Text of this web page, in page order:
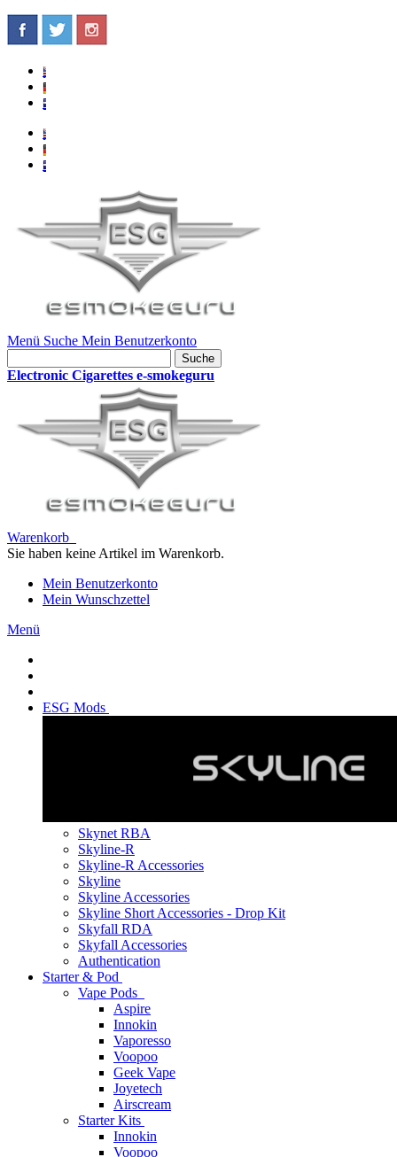
Menü Suche Mein Benutzerkonto
Suche
Electronic Cigarettes e-smokeguru
Warenkorb
Sie haben keine Artikel im Warenkorb.
Mein Benutzerkonto
Mein Wunschzettel
Menü
ESG Mods
Skynet RBA
Skyline-R
Skyline-R Accessories
Skyline
Skyline Accessories
Skyline Short Accessories - Drop Kit
Skyfall RDA
Skyfall Accessories
Authentication
Starter & Pod
Vape Pods
Aspire
Innokin
Vaporesso
Voopoo
Geek Vape
Joyetech
Airscream
Starter Kits
Innokin
Voopoo